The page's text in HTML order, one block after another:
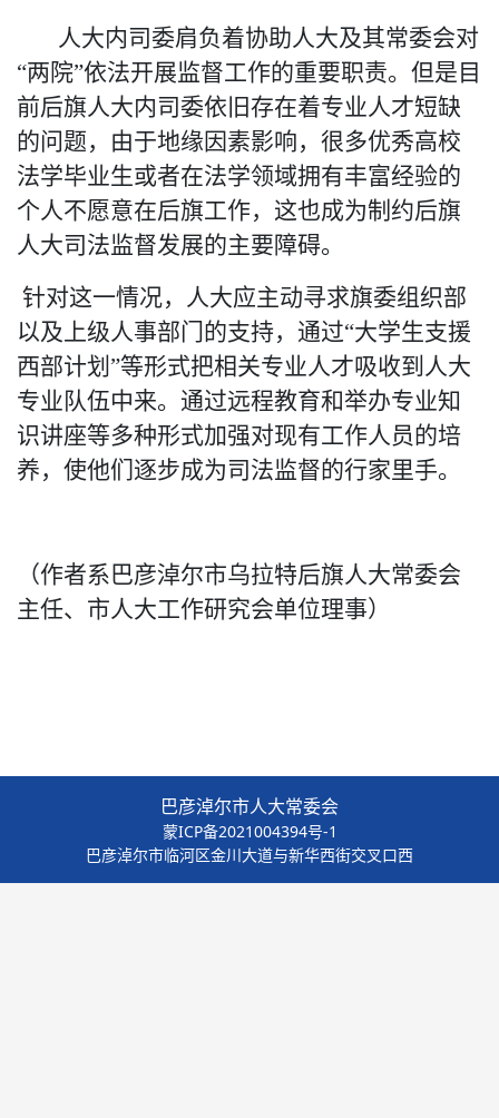
人大内司委肩负着协助人大及其常委会对
“两院”依法开展监督工作的重要职责。 但是目
前后旗人大内司委依旧存在着专业人才短缺
的问题，由于地缘因素影响， 很多优秀高校
法学毕业生或者在法学领域拥有丰富经验的
个人不愿意在后旗工作，这也成为制约后旗
人大司法监督发展的主要障碍。
针对这一情况，人大应主动寻求旗委组织部
以及上级人事部门的支持，通过“大学生支援
西部计划”等形式把相关专业人才吸收到人大
专业队伍中来。 通过远程教育和举办专业知
识讲座等多种形式加强对现有工作人员的培
养，使他们逐步成为司法监督的行家里手。
（作者系巴彦淖尔市乌拉特后旗人大常委会
主任、市人大工作研究会单位理事）
巴彦淖尔市人大常委会
蒙ICP备2021004394号-1
巴彦淖尔市临河区金川大道与新华西街交叉口西